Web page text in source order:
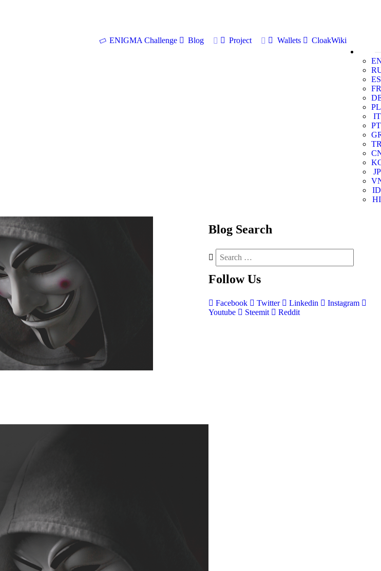
ENIGMA Challenge Blog Project Wallets
CloakWiki
ES
FR
PL
IT
PT
JP
ID
HI
Blog Search
Follow Us
Facebook Twitter Linkedin
Instagram
Youtube
Steemit Reddit